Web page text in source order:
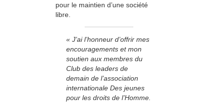
pour le maintien d’une société
libre.
« J’ai l’honneur d’offrir mes
encouragements et mon
soutien aux membres du
Club des leaders de
demain de l’association
internationale Des jeunes
pour les droits de l’Homme.